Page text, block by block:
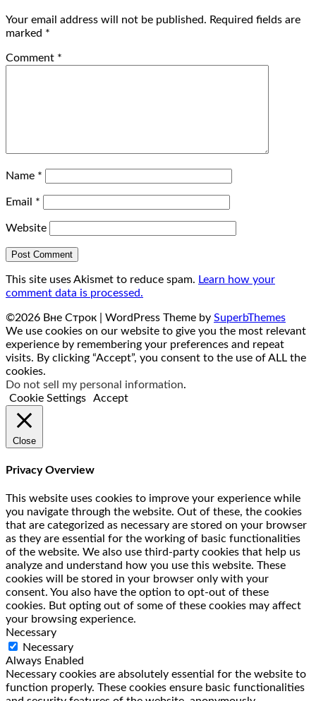
Your email address will not be published. Required fields are
marked *
Comment *
Name *
Email *
Website
This site uses Akismet to reduce spam. Learn how your
comment data is processed.
©2026 Вне Строк | WordPress Theme by SuperbThemes
We use cookies on our website to give you the most relevant
experience by remembering your preferences and repeat
visits. By clicking “Accept”, you consent to the use of ALL the
cookies.
Do not sell my personal information.
Cookie Settings
Accept
Close
Privacy Overview
This website uses cookies to improve your experience while
you navigate through the website. Out of these, the cookies
that are categorized as necessary are stored on your browser
as they are essential for the working of basic functionalities
of the website. We also use third-party cookies that help us
analyze and understand how you use this website. These
cookies will be stored in your browser only with your
consent. You also have the option to opt-out of these
cookies. But opting out of some of these cookies may affect
your browsing experience.
Necessary
Necessary
Always Enabled
Necessary cookies are absolutely essential for the website to
function properly. These cookies ensure basic functionalities